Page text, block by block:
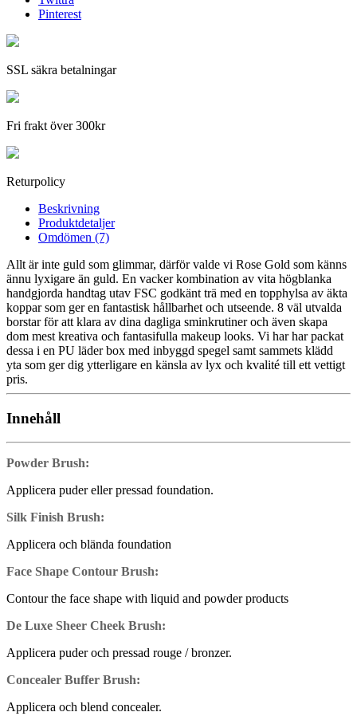
Pinterest
SSL säkra betalningar
Fri frakt över 300kr
Returpolicy
Beskrivning
Produktdetaljer
Omdömen (7)
Allt är inte guld som glimmar, därför valde vi Rose Gold som känns
ännu lyxigare än guld. En vacker kombination av vita högblanka
handgjorda handtag utav FSC godkänt trä med en topphylsa av äkta
koppar som ger en fantastisk hållbarhet och utseende. 8 väl utvalda
borstar för att klara av dina dagliga sminkrutiner och även skapa
dom mest kreativa och fantasifulla makeup looks. Vi har har packat
dessa i en PU läder box med inbyggd spegel samt sammets klädd
yta som ger dig ytterligare en känsla av lyx och kvalité till ett vettigt
pris.
Innehåll
Powder Brush:
Applicera puder eller pressad foundation.
Silk Finish Brush:
Applicera och blända foundation
Face Shape Contour Brush:
Contour the face shape with liquid and powder products
De Luxe Sheer Cheek Brush:
Applicera puder och pressad rouge / bronzer.
Concealer Buffer Brush:
Applicera och blend concealer.